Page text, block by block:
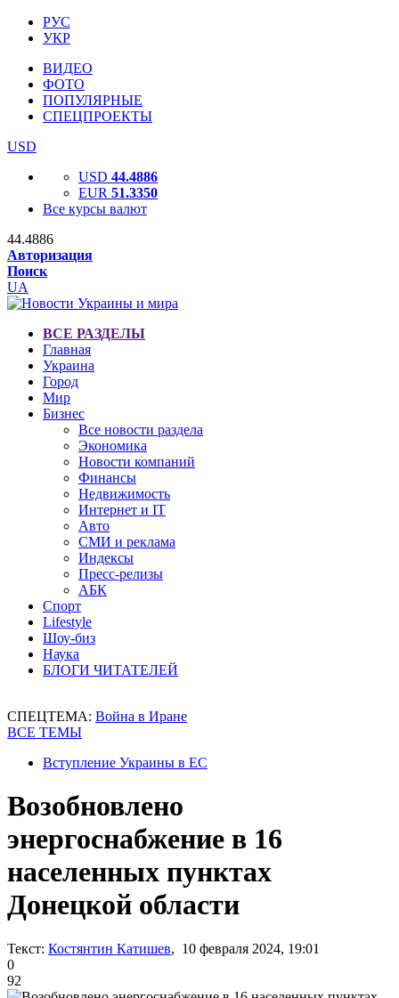
РУС
УКР
ВИДЕО
ФОТО
ПОПУЛЯРНЫЕ
СПЕЦПРОЕКТЫ
USD
USD 44.4886
EUR 51.3350
Все курсы валют
44.4886
Авторизация
Поиск
UA
ВСЕ РАЗДЕЛЫ
Главная
Украина
Город
Мир
Бизнес
Все новости раздела
Экономика
Новости компаний
Финансы
Недвижимость
Интернет и IT
Авто
СМИ и реклама
Индексы
Пресс-релизы
АБК
Спорт
Lifestyle
Шоу-биз
Наука
БЛОГИ ЧИТАТЕЛЕЙ
СПЕЦТЕМА: Война в Иране
ВСЕ ТЕМЫ
Вступление Украины в ЕС
Возобновлено
энергоснабжение в 16
населенных пунктах
Донецкой области
Текст: Костянтин Катишев, 10 февраля 2024, 19:01
0
92